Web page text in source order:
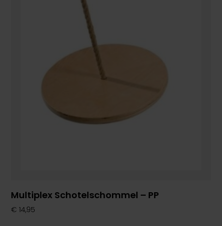
Multiplex Schotelschommel – PP
€ 14,95